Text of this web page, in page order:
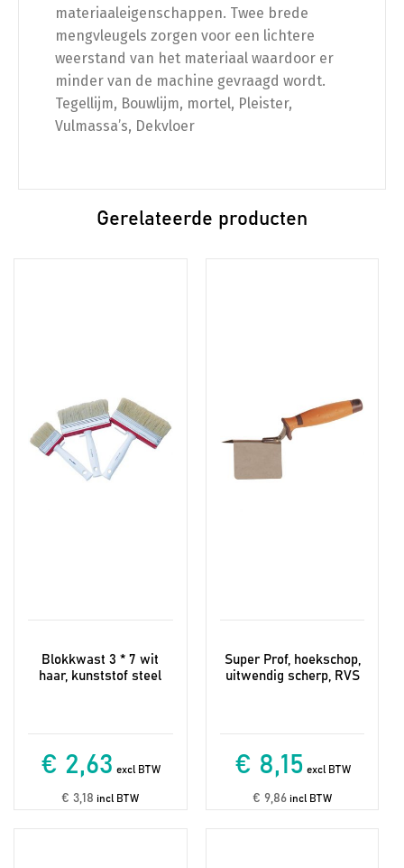
materiaaleigenschappen. Twee brede
mengvleugels zorgen voor een lichtere
weerstand van het materiaal waardoor er
minder van de machine gevraagd wordt.
Tegellijm, Bouwlijm, mortel, Pleister,
Vulmassa’s, Dekvloer
Gerelateerde producten
Blokkwast 3 * 7 wit
haar, kunststof steel
€ 2,63 excl BTW
€ 3,18 incl BTW
Super Prof, hoekschop,
uitwendig scherp, RVS
€ 8,15 excl BTW
€ 9,86 incl BTW